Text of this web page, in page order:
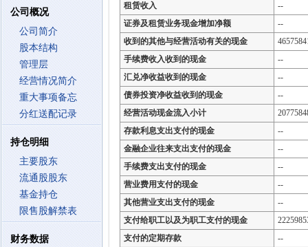
公司概况
公司简介
股本结构
管理层
经营情况简介
重大事项备忘
分红送配记录
持仓明细
主要股东
流通股股东
基金持仓
限售股解禁表
财务数据
租赁收入
--
证券及租赁业务现金增加净额
--
收到的其他与经营活动有关的现金
手续费收入收到的现金
--
汇兑净收益收到的现金
--
债券投资净收益收到的现金
--
经营活动现金流入小计
存款利息支出支付的现金
--
金融企业往来支出支付的现金
--
手续费支出支付的现金
--
营业费用支付的现金
--
其他营业支出支付的现金
--
支付给职工以及为职工支付的现金
支付的定期存款
--